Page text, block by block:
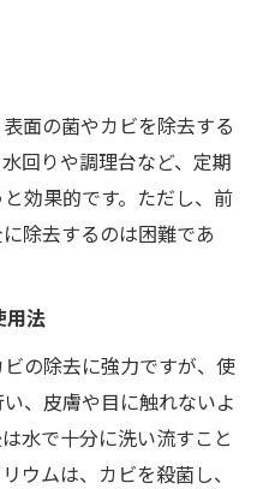
面の菌やカビを除去する
回りや調理台など、定期
効果的です。ただし、前
除去するのは困難であ
用法
の除去に強力ですが、使
、皮膚や目に触れないよ
水で十分に洗い流すこと
ウムは、カビを殺菌し、